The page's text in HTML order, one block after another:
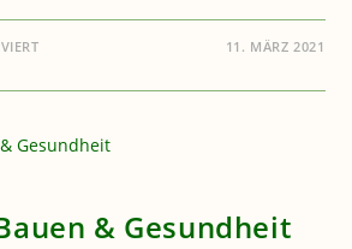
FÜR
„GESUNDES
MACHT
GLÜCKLICH
11. MÄRZ 2021
& Gesundheit